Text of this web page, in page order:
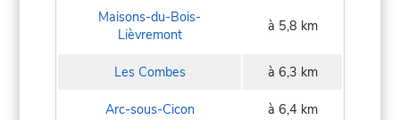
Maisons-du-Bois-
Lièvremont
à 5,8 km
Les Combes à 6,3 km
Arc-sous-Cicon à 6,4 km